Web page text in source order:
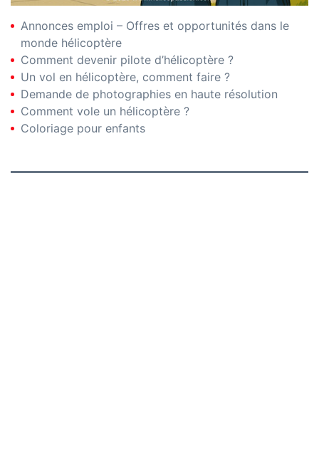
Annonces emploi – Offres et opportunités dans le
monde hélicoptère
Comment devenir pilote d’hélicoptère ?
Un vol en hélicoptère, comment faire ?
Demande de photographies en haute résolution
Comment vole un hélicoptère ?
Coloriage pour enfants